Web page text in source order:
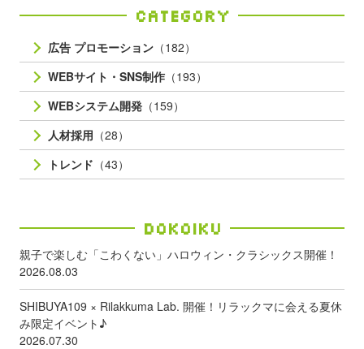
Category
広告 プロモーション （182）
WEBサイト・SNS制作 （193）
WEBシステム開発 （159）
人材採用 （28）
トレンド （43）
Dokoiku
親子で楽しむ「こわくない」ハロウィン・クラシックス開催！
2026.08.03
SHIBUYA109 × Rilakkuma Lab. 開催！リラックマに会える夏休
み限定イベント♪
2026.07.30